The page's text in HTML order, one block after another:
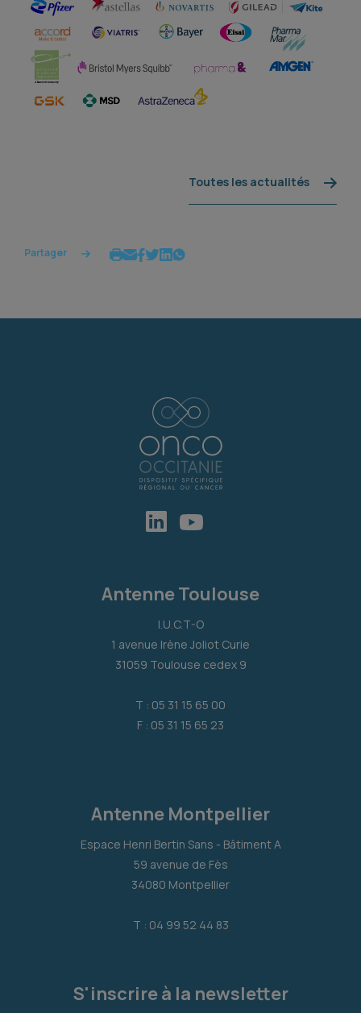
Toutes les actualités
Partager
Antenne Toulouse
I.U.C.T-O
1 avenue Irène Joliot Curie
31059 Toulouse cedex 9
T : 05 31 15 65 00
F : 05 31 15 65 23
Antenne Montpellier
Espace Henri Bertin Sans - Bâtiment A
59 avenue de Fès
34080 Montpellier
T : 04 99 52 44 83
S'inscrire à la newsletter